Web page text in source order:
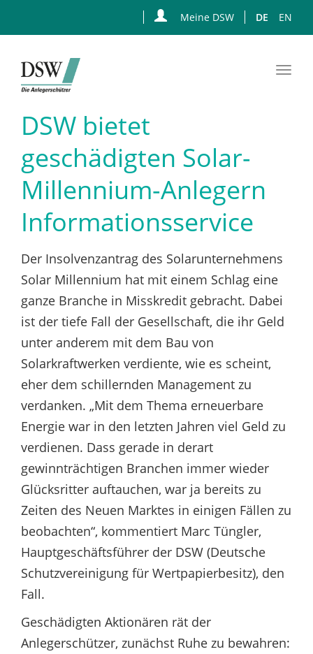
Hauptinhalt
springen
Meine DSW DE EN
DSW bietet
geschädigten Solar-
Millennium-Anlegern
Informationsservice
Der Insolvenzantrag des Solarunternehmens
Solar Millennium hat mit einem Schlag eine
ganze Branche in Misskredit gebracht. Dabei
ist der tiefe Fall der Gesellschaft, die ihr Geld
unter anderem mit dem Bau von
Solarkraftwerken verdiente, wie es scheint,
eher dem schillernden Management zu
verdanken. „Mit dem Thema erneuerbare
Energie war in den letzten Jahren viel Geld zu
verdienen. Dass gerade in derart
gewinnträchtigen Branchen immer wieder
Glücksritter auftauchen, war ja bereits zu
Zeiten des Neuen Marktes in einigen Fällen zu
beobachten“, kommentiert Marc Tüngler,
Hauptgeschäftsführer der DSW (Deutsche
Schutzvereinigung für Wertpapierbesitz), den
Fall.
Geschädigten Aktionären rät der
Anlegerschützer, zunächst Ruhe zu bewahren: